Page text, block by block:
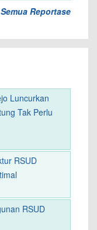
Semua Reportase
Luncurkan
Tak Perlu
RSUD
RSUD